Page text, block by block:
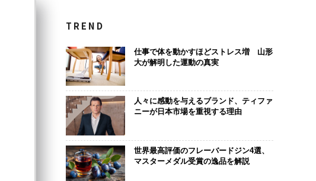
TREND
仕事で体を動かすほどストレス増 山形
大が解明した運動の真実
人々に感動を与えるブランド、ティファ
ニーが日本市場を重視する理由
世界最高評価のフレーバードジン4選、
マスターメダル受賞の逸品を解説